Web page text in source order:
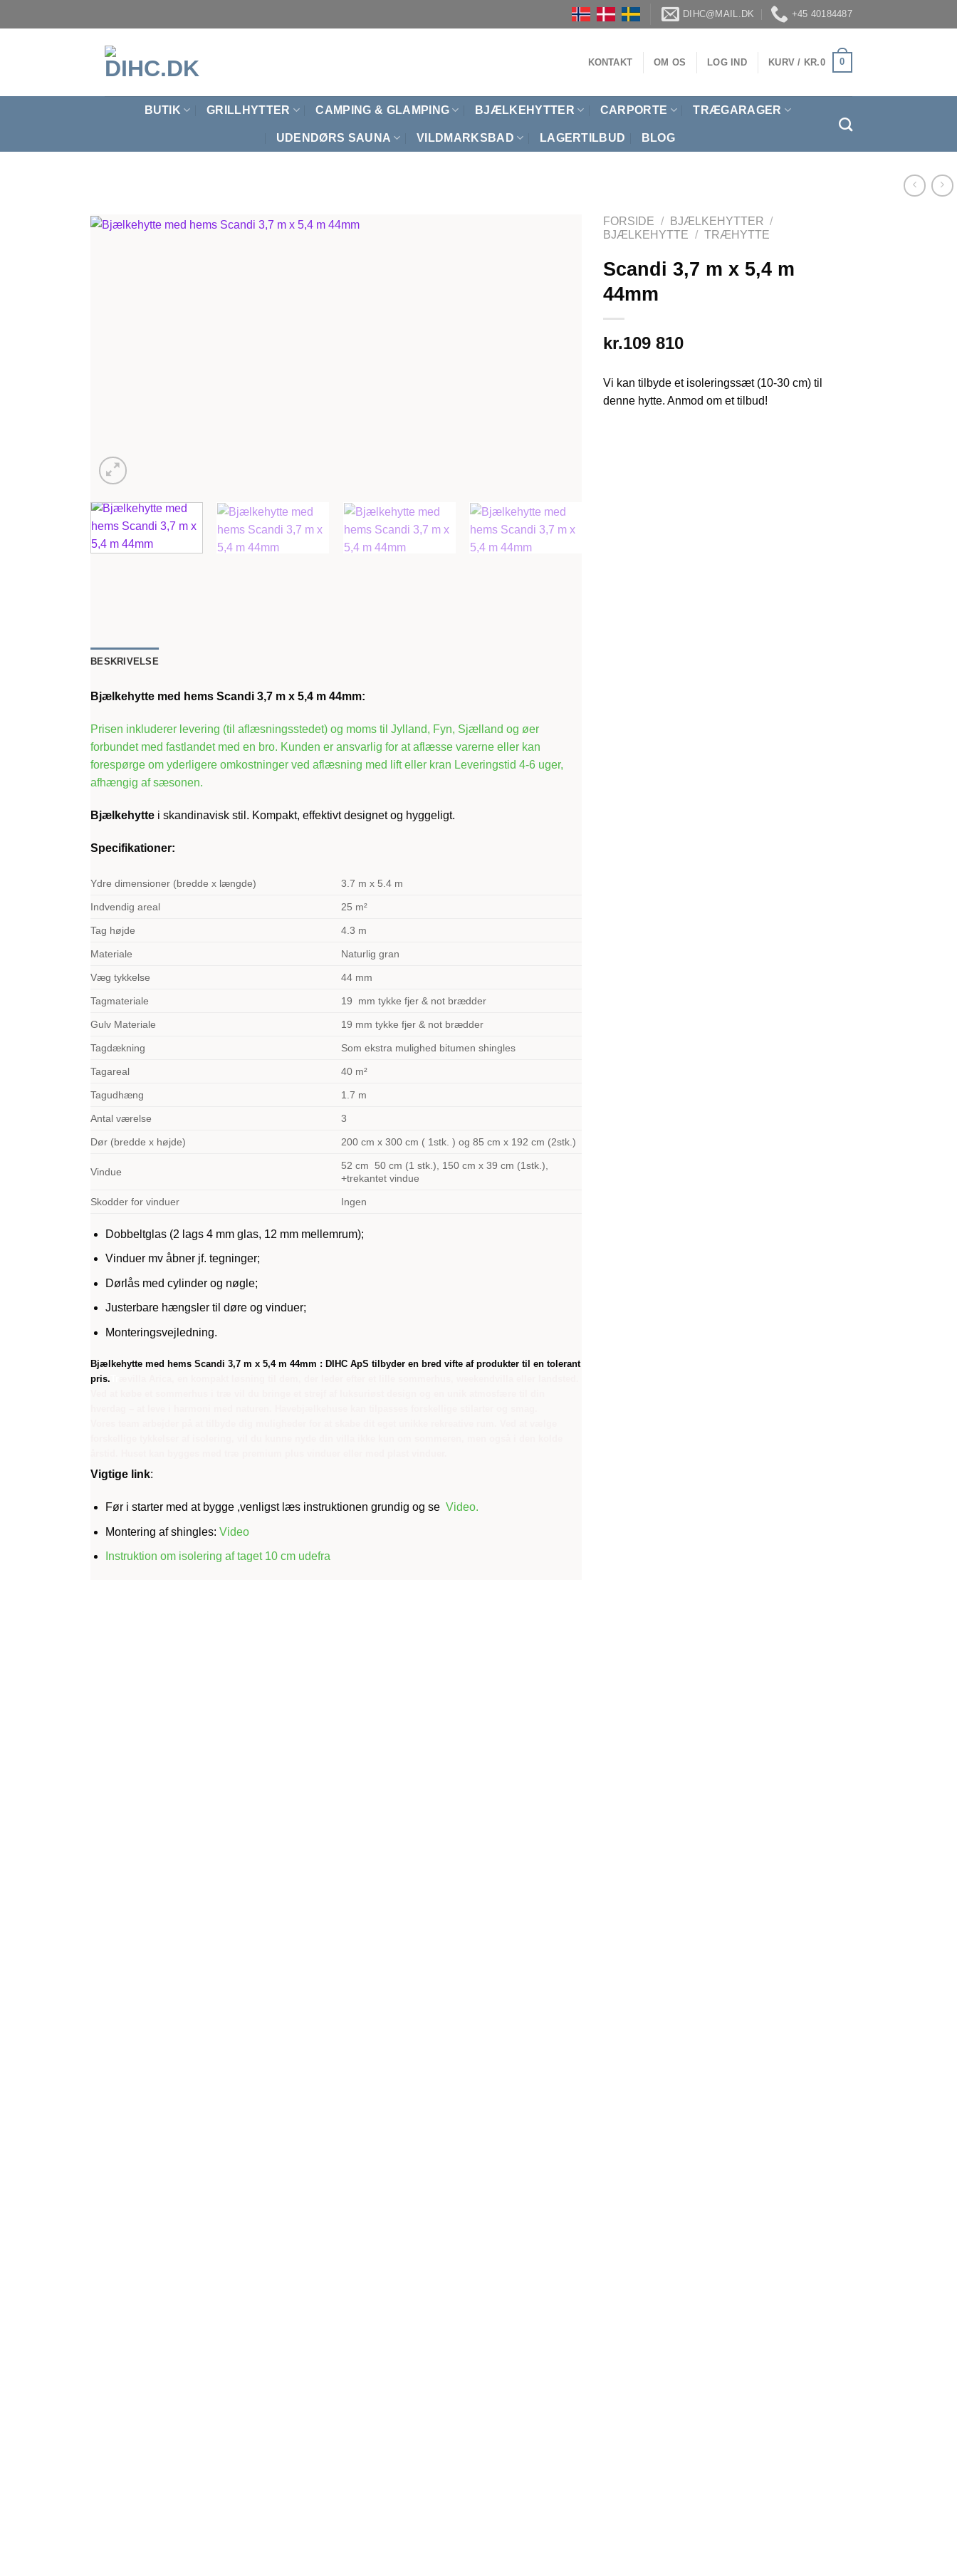
til
DIHC@MAIL.DK +45 40184487
KONTAKT OM OS LOG IND KURV / KR.0 0
BUTIK GRILLHYTTER CAMPING & GLAMPING BJÆLKEHYTTER CARPORTE TRÆGARAGER
UDENDØRS SAUNA VILDMARKSBAD LAGERTILBUD BLOG
BESKRIVELSE
Bjælkehytte med hems Scandi 3,7 m x 5,4 m 44mm:
Prisen inkluderer levering (til aflæsningsstedet) og moms til Jylland, Fyn, Sjælland og øer
forbundet med fastlandet med en bro. Kunden er ansvarlig for at aflæsse varerne eller kan
forespørge om yderligere omkostninger ved aflæsning med lift eller kran Leveringstid 4-6 uger,
afhængig af sæsonen.
Bjælkehytte i skandinavisk stil. Kompakt, effektivt designet og hyggeligt.
Specifikationer:
Ydre dimensioner (bredde x længde) 3.7 m x 5.4 m
Indvendig areal 25 m²
Tag højde 4.3 m
Materiale Naturlig gran
Væg tykkelse 44 mm
Tagmateriale 19 mm tykke fjer & not brædder
Gulv Materiale 19 mm tykke fjer & not brædder
Tagdækning Som ekstra mulighed bitumen shingles
Tagareal 40 m²
Tagudhæng 1.7 m
Antal værelse 3
Dør (bredde x højde) 200 cm x 300 cm ( 1stk. ) og 85 cm x 192 cm (2stk.)
Vindue
52 cm 50 cm (1 stk.), 150 cm x 39 cm (1stk.),
+trekantet vindue
Skodder for vinduer Ingen
Dobbeltglas (2 lags 4 mm glas, 12 mm mellemrum);
Vinduer mv åbner jf. tegninger;
Dørlås med cylinder og nøgle;
Justerbare hængsler til døre og vinduer;
Monteringsvejledning.
Bjælkehytte med hems Scandi 3,7 m x 5,4 m 44mm : DIHC ApS tilbyder en bred vifte af produkter til en tolerant
pris.
Vigtige link:
Før i starter med at bygge ,venligst læs instruktionen grundig og se Video.
Montering af shingles: Video
Instruktion om isolering af taget 10 cm udefra
FORSIDE / BJÆLKEHYTTER /
BJÆLKEHYTTE / TRÆHYTTE
Scandi 3,7 m x 5,4 m
44mm
kr.109 810
Vi kan tilbyde et isoleringssæt (10-30 cm) til
denne hytte. Anmod om et tilbud!